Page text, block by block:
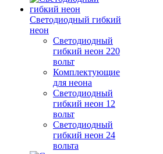
Светодиодный гибкий
неон
Светодиодный
гибкий неон 220
вольт
Комплектующие
для неона
Светодиодный
гибкий неон 12
вольт
Светодиодный
гибкий неон 24
вольта